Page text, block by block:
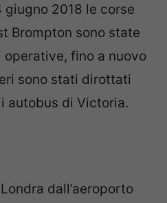
giugno 2018 le corse
Brompton sono state
operative, fino a nuovo
sono stati dirottati
autobus di Victoria.
dall’aeroporto